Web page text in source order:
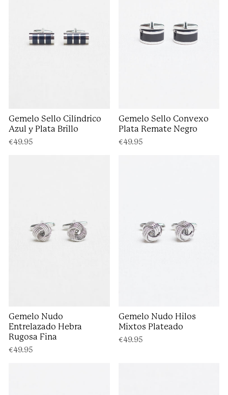
Gemelo Sello Cilíndrico
Azul y Plata Brillo
€49.95
Gemelo Sello Convexo
Plata Remate Negro
€49.95
Gemelo Nudo
Entrelazado Hebra
Rugosa Fina
€49.95
Gemelo Nudo Hilos
Mixtos Plateado
€49.95